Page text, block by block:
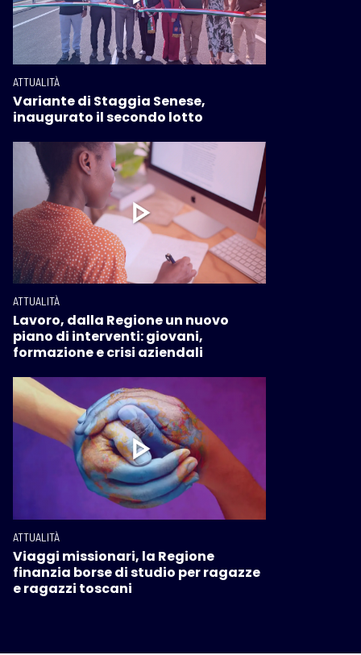
ATTUALITÀ
Variante di Staggia Senese,
inaugurato il secondo lotto
ATTUALITÀ
Lavoro, dalla Regione un nuovo
piano di interventi: giovani,
formazione e crisi aziendali
ATTUALITÀ
Viaggi missionari, la Regione
finanzia borse di studio per ragazze
e ragazzi toscani